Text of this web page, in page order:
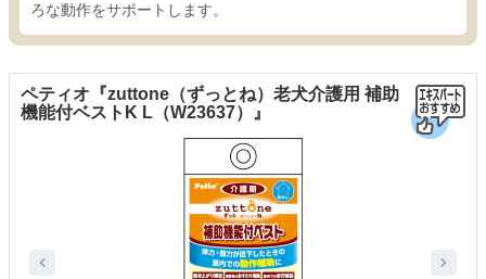
ろな動作をサポートします。
ペティオ『zuttone（ずっとね）老犬介護用 補助
機能付ベストK L（W23637）』